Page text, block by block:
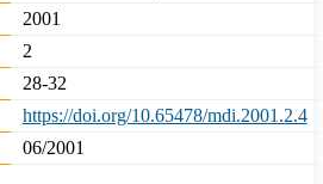
2001
2
28-32
https://doi.org/10.65478/mdi.2001.2.4
06/2001